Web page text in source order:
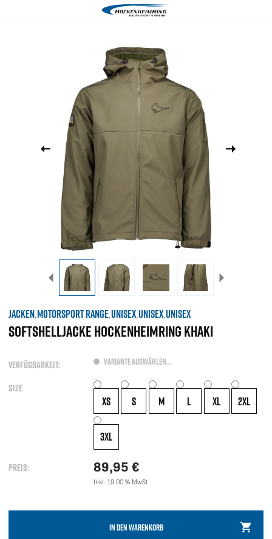
JACKEN,MOTORSPORT RANGE,UNISEX,UNISEX,UNISEX
SOFTSHELLJACKE HOCKENHEIMRING KHAKI
VERFÜGBARKEIT: VARIANTE AUSWÄHLEN...
SIZE
XS S M L XL 2XL
3XL
PREIS: 89,95 €
Inkl. 19.00 % MwSt.
IN DEN WARENKORB